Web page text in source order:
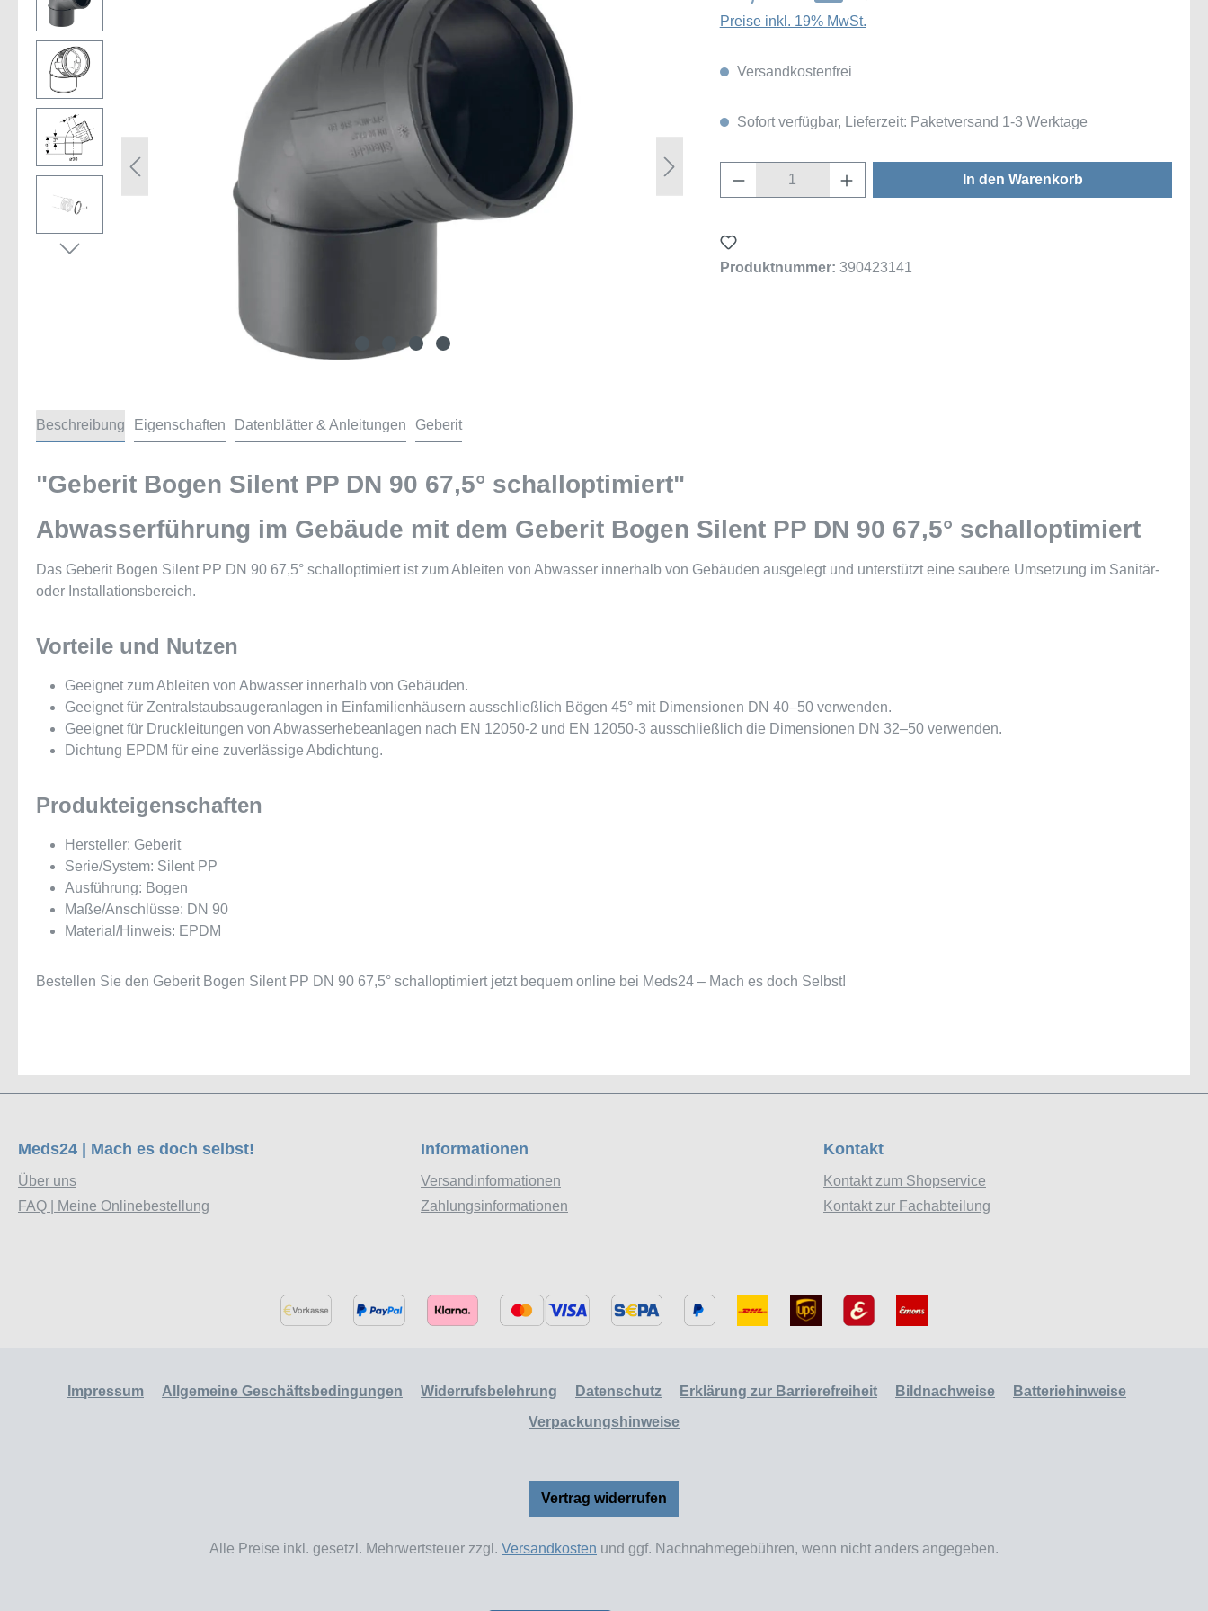
Preise inkl. 19% MwSt.
Versandkostenfrei
Sofort verfügbar, Lieferzeit: Paketversand 1-3 Werktage
Produkt Anzahl: Gib den gewünschten Wert ein
In den Warenkorb
Produktnummer: 390423141
Beschreibung Eigenschaften Datenblätter & Anleitungen Geberit
"Geberit Bogen Silent PP DN 90 67,5° schalloptimiert"
Abwasserführung im Gebäude mit dem Geberit Bogen Silent PP DN 90 67,5° schalloptimiert
Das Geberit Bogen Silent PP DN 90 67,5° schalloptimiert ist zum Ableiten von Abwasser innerhalb von Gebäuden ausgelegt und unterstützt eine saubere Umsetzung im Sanitär-
oder Installationsbereich.
Vorteile und Nutzen
Geeignet zum Ableiten von Abwasser innerhalb von Gebäuden.
Geeignet für Zentralstaubsaugeranlagen in Einfamilienhäusern ausschließlich Bögen 45° mit Dimensionen DN 40–50 verwenden.
Geeignet für Druckleitungen von Abwasserhebeanlagen nach EN 12050-2 und EN 12050-3 ausschließlich die Dimensionen DN 32–50 verwenden.
Dichtung EPDM für eine zuverlässige Abdichtung.
Produkteigenschaften
Hersteller: Geberit
Serie/System: Silent PP
Ausführung: Bogen
Maße/Anschlüsse: DN 90
Material/Hinweis: EPDM
Bestellen Sie den Geberit Bogen Silent PP DN 90 67,5° schalloptimiert jetzt bequem online bei Meds24 – Mach es doch Selbst!
Meds24 | Mach es doch selbst!
Über uns
FAQ | Meine Onlinebestellung
Informationen
Versandinformationen
Zahlungsinformationen
Kontakt
Kontakt zum Shopservice
Kontakt zur Fachabteilung
Impressum Allgemeine Geschäftsbedingungen Widerrufsbelehrung Datenschutz Erklärung zur Barrierefreiheit Bildnachweise
Batteriehinweise
Verpackungshinweise
Vertrag widerrufen
Alle Preise inkl. gesetzl. Mehrwertsteuer zzgl. Versandkosten und ggf. Nachnahmegebühren, wenn nicht anders angegeben.